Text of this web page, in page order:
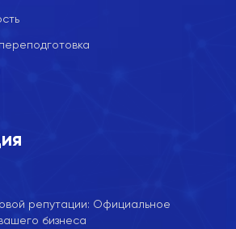
репутации: Официальное
бизнеса